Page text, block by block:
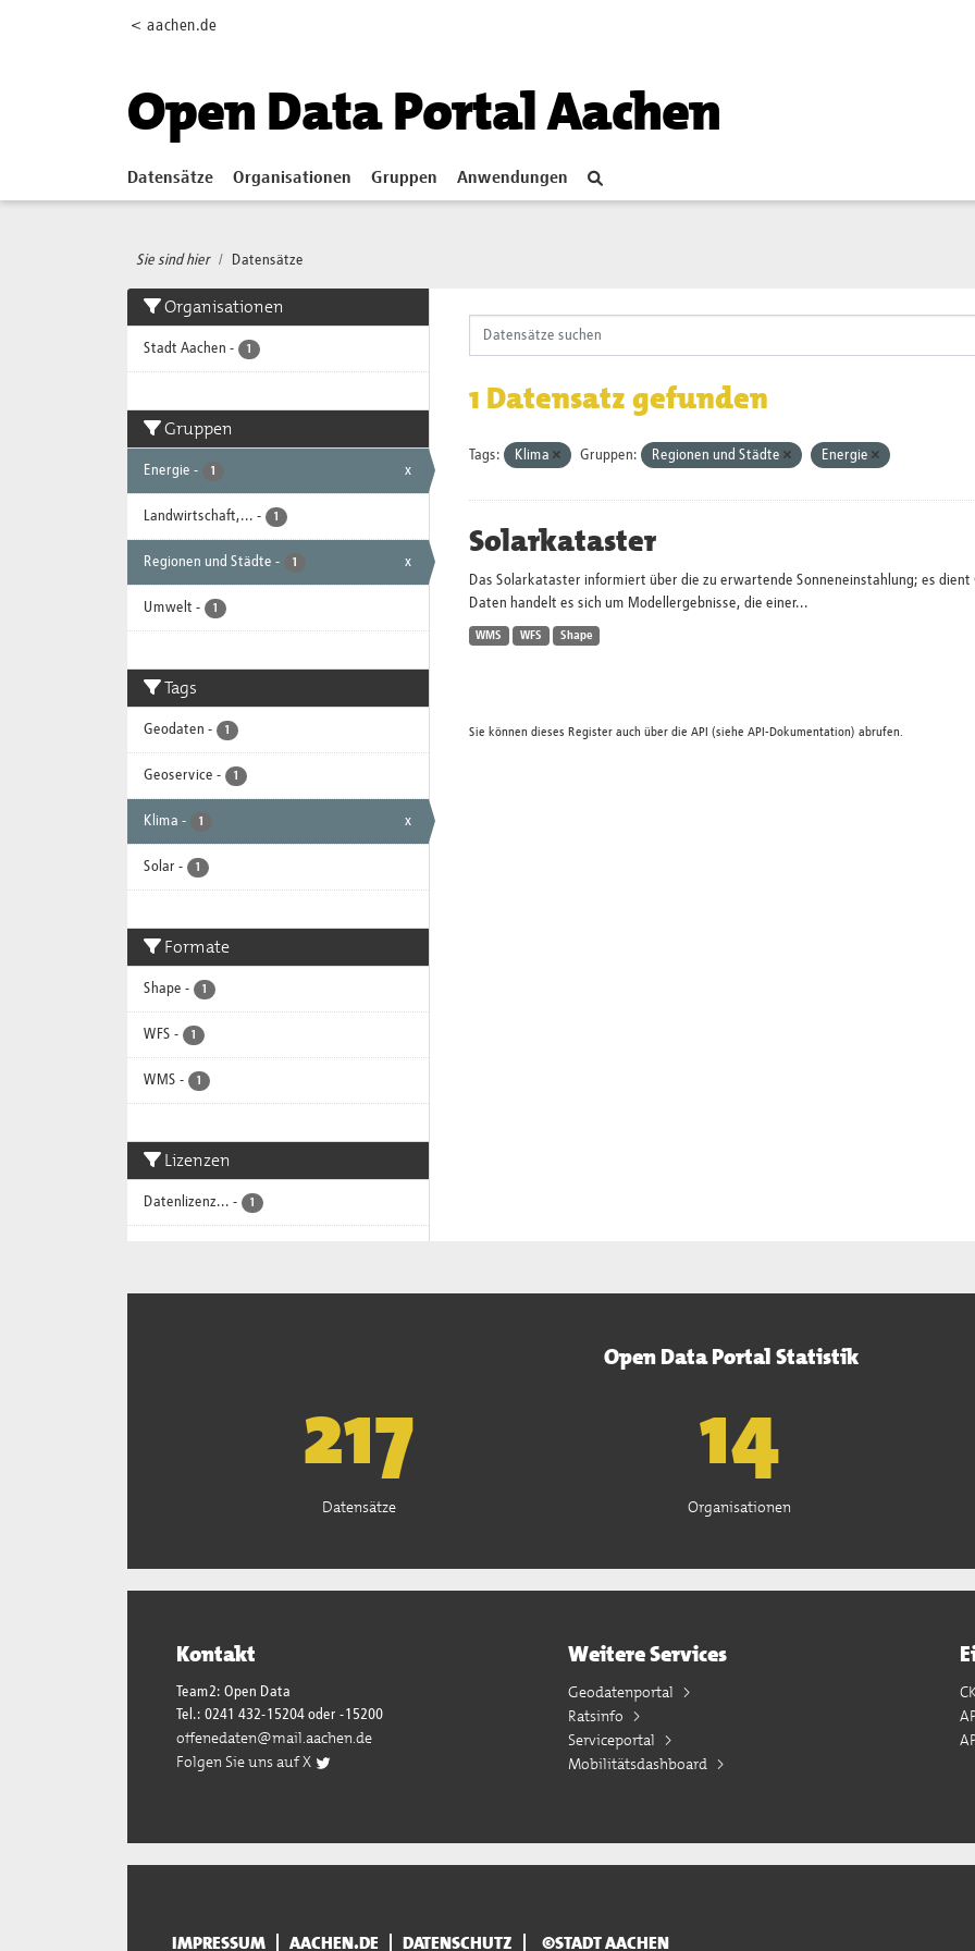
< aachen.de
Open Data Portal Aachen
Datensätze Organisationen Gruppen Anwendungen
Sie sind hier Datensätze
Organisationen
Stadt Aachen - 1
Gruppen
Energie - 1 x
Landwirtschaft,... - 1
Regionen und Städte - 1 x
Umwelt - 1
Tags
Geodaten - 1
Geoservice - 1
Klima - 1 x
Solar - 1
Formate
Shape - 1
WFS - 1
WMS - 1
Lizenzen
Datenlizenz... - 1
1 Datensatz gefunden
Tags: Klima Gruppen: Regionen und Städte Energie
Solarkataster
Das Solarkataster informiert über die zu erwartende Sonneneinstahlung; es
Daten handelt es sich um Modellergebnisse, die einer...
WMS WFS Shape
Sie können dieses Register auch über die API (siehe API-Dokumentation) abrufen.
Open Data Portal Statistik
221
Datensätze
15
Organisationen
Kontakt
Team2: Open Data
Tel.: 0241 432-15204 oder -15200
offenedaten@mail.aachen.de
Folgen Sie uns auf X
Weitere Services
Geodatenportal
Ratsinfo
Serviceportal
Mobilitätsdashboard
IMPRESSUM AACHEN.DE DATENSCHUTZ ©STADT AACHEN